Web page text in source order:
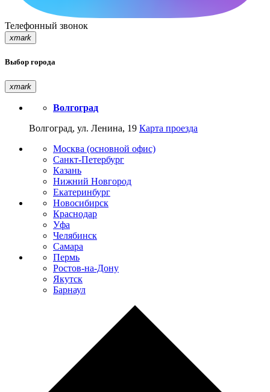
Телефонный звонок
xmark
Выбор города
xmark
Волгоград
Волгоград, ул. Ленина, 19 Карта проезда
Москва (основной офис)
Санкт-Петербург
Казань
Нижний Новгород
Екатеринбург
Новосибирск
Краснодар
Уфа
Челябинск
Самара
Пермь
Ростов-на-Дону
Якутск
Барнаул